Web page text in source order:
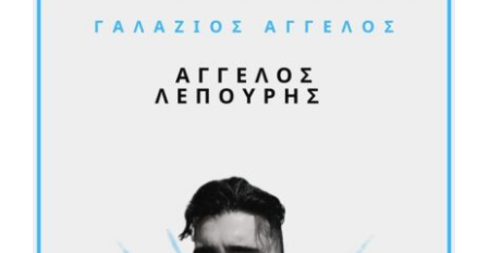
Larger